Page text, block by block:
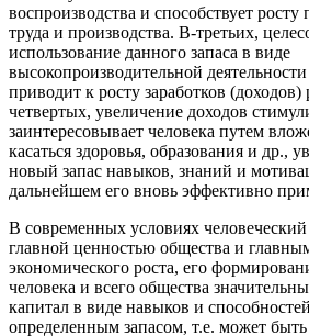
воспроизводства и способствует росту
труда и производства. В-третьих,
использование данного запаса в виде
высокопроизводительной
приводит к росту заработков
четвертых, увеличение доходов
заинтересовывает человека путем
касаться здоровья, образования и др.,
новый запас навыков, знаний и
дальнейшем его вновь эффективно
В современных условиях человеческий
главной ценностью общества и
экономического роста, его
человека и всего общества
капитал в виде навыков и
определенным запасом, т.е. может